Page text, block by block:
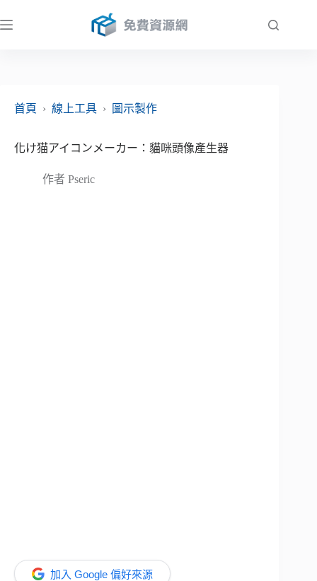
至
首頁
› 線上工具 › 圖示製作
化け猫アイコンメーカー：貓咪頭像產生器
作者 Pseric
加入 Google 偏好來源